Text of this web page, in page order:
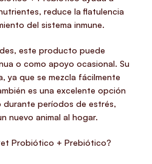
reduce la flatulencia
del sistema inmune.
este producto puede
o como apoyo ocasional. Su
ya que se mezcla fácilmente
es una excelente opción
períodos de estrés,
nuevo animal al hogar.
Probiótico + Prebiótico?